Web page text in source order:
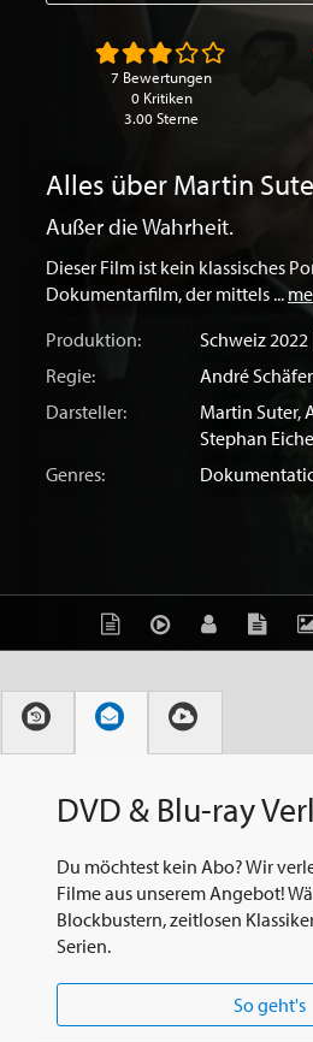
Alles über Martin
Außer die Wahrheit.
Dieser Film ist kein klassisches
Dokumentarfilm, der mittels ...
Produktion:
Schweiz 2022
Regie:
André Schäfer
Darsteller:
Martin Suter,
Stephan
Genres:
7 Bewertungen
0 Kritiken
3.00 Sterne
DVD & Blu-ray
Du möchtest kein Abo? Wir
Filme aus unserem Angebot!
Blockbustern, zeitlosen
Serien.
So geht's